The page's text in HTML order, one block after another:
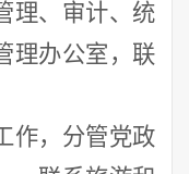
理、审计、统
理办公室，联
作，分管党政